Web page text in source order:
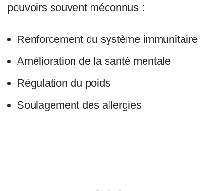
pouvoirs souvent méconnus :
Renforcement du système immunitaire
Amélioration de la santé mentale
Régulation du poids
Soulagement des allergies